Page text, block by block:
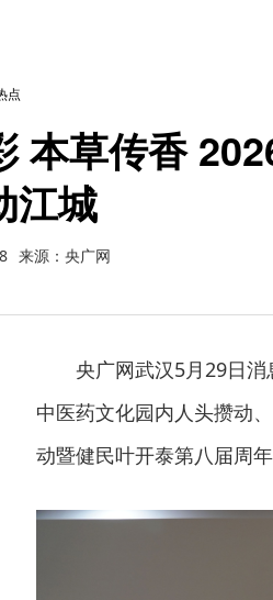
点
本草传香
江城
来源：央广网
央广网武汉5月29日
中医药文化园内人头攒动
动暨健民叶开泰第八届周